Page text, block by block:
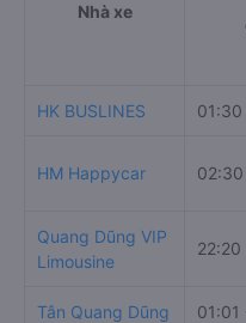
Nhà xe
HK BUSLINES
HM Happycar
Quang Dũng VIP
Limousine
22:20
Tân Quang Dũng 01:01